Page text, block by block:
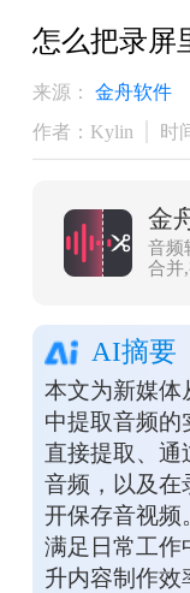
怎么把录屏
来源：
金舟软件
作者：Kylin
时
金
音频
合并
AI摘要
本文为新媒体
中提取音频的
直接提取、通
音频，以及在
开保存音视频
满足日常工作
升内容制作效